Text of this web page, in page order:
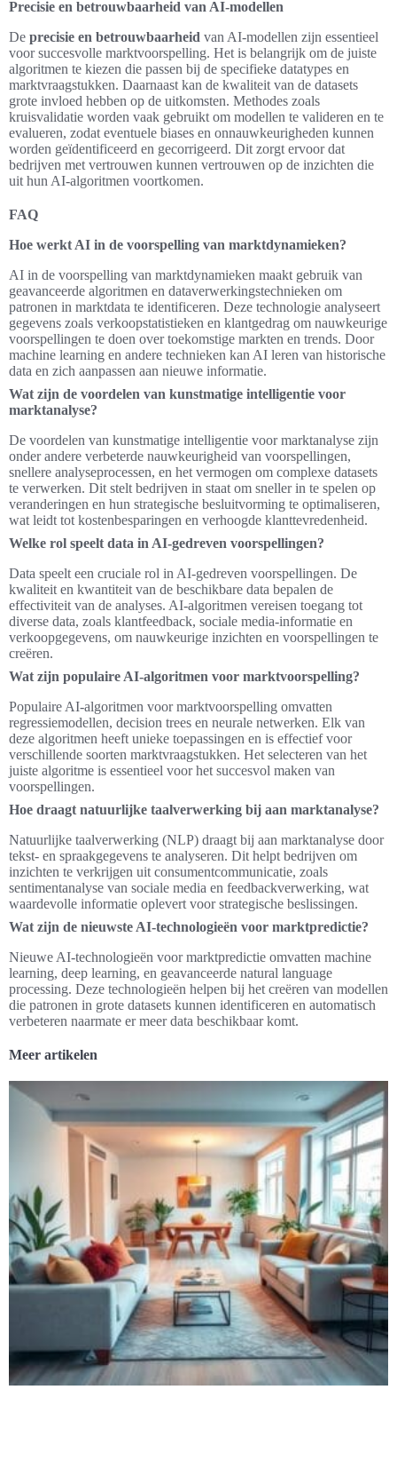
Precisie en betrouwbaarheid van AI-modellen
De precisie en betrouwbaarheid van AI-modellen zijn essentieel
voor succesvolle marktvoorspelling. Het is belangrijk om de juiste
algoritmen te kiezen die passen bij de specifieke datatypes en
marktvraagstukken. Daarnaast kan de kwaliteit van de datasets
grote invloed hebben op de uitkomsten. Methodes zoals
kruisvalidatie worden vaak gebruikt om modellen te valideren en te
evalueren, zodat eventuele biases en onnauwkeurigheden kunnen
worden geïdentificeerd en gecorrigeerd. Dit zorgt ervoor dat
bedrijven met vertrouwen kunnen vertrouwen op de inzichten die
uit hun AI-algoritmen voortkomen.
FAQ
Hoe werkt AI in de voorspelling van marktdynamieken?
AI in de voorspelling van marktdynamieken maakt gebruik van
geavanceerde algoritmen en dataverwerkingstechnieken om
patronen in marktdata te identificeren. Deze technologie analyseert
gegevens zoals verkoopstatistieken en klantgedrag om nauwkeurige
voorspellingen te doen over toekomstige markten en trends. Door
machine learning en andere technieken kan AI leren van historische
data en zich aanpassen aan nieuwe informatie.
Wat zijn de voordelen van kunstmatige intelligentie voor
marktanalyse?
De voordelen van kunstmatige intelligentie voor marktanalyse zijn
onder andere verbeterde nauwkeurigheid van voorspellingen,
snellere analyseprocessen, en het vermogen om complexe datasets
te verwerken. Dit stelt bedrijven in staat om sneller in te spelen op
veranderingen en hun strategische besluitvorming te optimaliseren,
wat leidt tot kostenbesparingen en verhoogde klanttevredenheid.
Welke rol speelt data in AI-gedreven voorspellingen?
Data speelt een cruciale rol in AI-gedreven voorspellingen. De
kwaliteit en kwantiteit van de beschikbare data bepalen de
effectiviteit van de analyses. AI-algoritmen vereisen toegang tot
diverse data, zoals klantfeedback, sociale media-informatie en
verkoopgegevens, om nauwkeurige inzichten en voorspellingen te
creëren.
Wat zijn populaire AI-algoritmen voor marktvoorspelling?
Populaire AI-algoritmen voor marktvoorspelling omvatten
regressiemodellen, decision trees en neurale netwerken. Elk van
deze algoritmen heeft unieke toepassingen en is effectief voor
verschillende soorten marktvraagstukken. Het selecteren van het
juiste algoritme is essentieel voor het succesvol maken van
voorspellingen.
Hoe draagt natuurlijke taalverwerking bij aan marktanalyse?
Natuurlijke taalverwerking (NLP) draagt bij aan marktanalyse door
tekst- en spraakgegevens te analyseren. Dit helpt bedrijven om
inzichten te verkrijgen uit consumentcommunicatie, zoals
sentimentanalyse van sociale media en feedbackverwerking, wat
waardevolle informatie oplevert voor strategische beslissingen.
Wat zijn de nieuwste AI-technologieën voor marktpredictie?
Nieuwe AI-technologieën voor marktpredictie omvatten machine
learning, deep learning, en geavanceerde natural language
processing. Deze technologieën helpen bij het creëren van modellen
die patronen in grote datasets kunnen identificeren en automatisch
verbeteren naarmate er meer data beschikbaar komt.
Meer artikelen